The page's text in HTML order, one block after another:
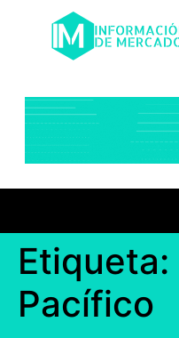
Etiqueta:
Pacífico